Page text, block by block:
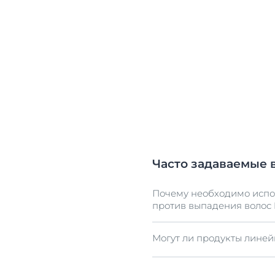
Часто задаваемые
Почему необходимо
против выпадения волос
Шампунь против
Могут ли продукты